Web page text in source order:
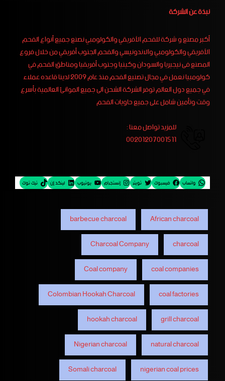
نبذة عن الشركة
أكبر مصنع و شركة للفحم الأفريقي والكولومبي نصنع جميع أنواع الفحم
الأفريقي والكولومبي والاندونيسي والفحم الجنوب أفريقي من خلال فروع
المصنع فى نيجيريا والسودان وكينيا وجنوب أفريقيا ومناطق الفحم في
كولومبيا نعمل في مجال تصنيع الفحم منذ عام 2009 لدينا قاعده عملاء
في جميع دول العالم توفر الشركة الشحن الى جميع الموانئ العالمية بأسرع
وقت وتأمين شامل على جميع حاويات الفحم
للمزيد تواصل معنا :
00201207001511
واتساب فيسبوك تويتر إنستجرام يوتيوب لينكد إن تيك توك
African charcoal
barbecue charcoal
charcoal
Charcoal Company
coal companies
Coal company
coal factories
Colombian Hookah Charcoal
grill charcoal
hookah charcoal
natural charcoal
Nigerian charcoal
nigerian coal prices
Somali charcoal